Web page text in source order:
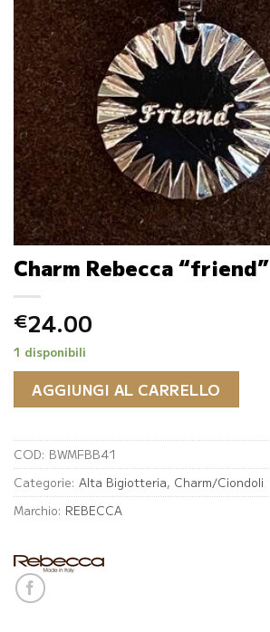
Charm Rebecca “friend”
€24.00
1 disponibili
AGGIUNGI AL CARRELLO
COD: BWMFBB41
Categorie: Alta Bigiotteria, Charm/Ciondoli
Marchio: REBECCA